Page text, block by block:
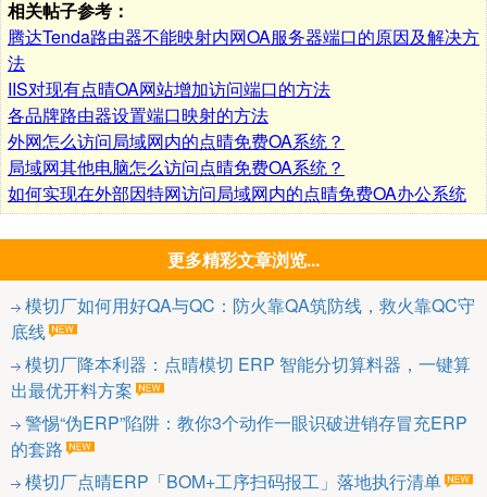
相关帖子参考：
腾达Tenda路由器不能映射内网OA服务器端口的原因及解决方
法
IIS对现有点晴OA网站增加访问端口的方法
各品牌路由器设置端口映射的方法
外网怎么访问局域网内的点晴免费OA系统？
局域网其他电脑怎么访问点晴免费OA系统？
如何实现在外部因特网访问局域网内的点晴免费OA办公系统
更多精彩文章浏览...
模切厂如何用好QA与QC：防火靠QA筑防线，救火靠QC守
底线
模切厂降本利器：点晴模切 ERP 智能分切算料器，一键算
出最优开料方案
警惕“伪ERP”陷阱：教你3个动作一眼识破进销存冒充ERP
的套路
模切厂点晴ERP「BOM+工序扫码报工」落地执行清单